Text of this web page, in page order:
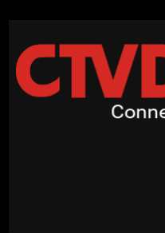
content